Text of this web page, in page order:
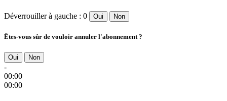
Déverrouiller à gauche : 0 Oui Non
Êtes-vous sûr de vouloir annuler l'abonnement ?
Oui Non
-
00:00
00:00